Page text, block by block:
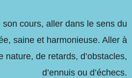
cours, aller dans le sens du
saine et harmonieuse. Aller à
de retards, d’obstacles,
d’ennuis ou d’échecs.